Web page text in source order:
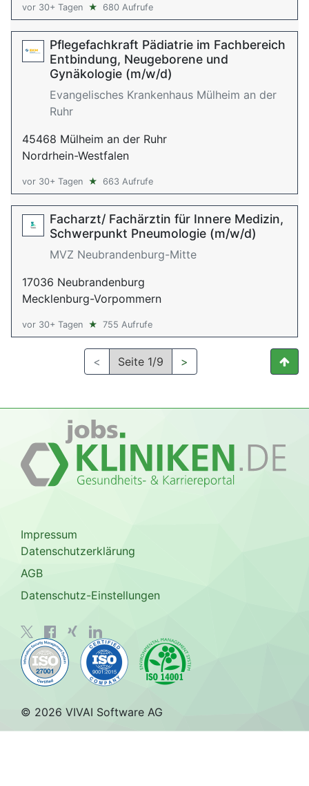
vor 30+ Tagen ★ 680 Aufrufe
Pflegefachkraft Pädiatrie im Fachbereich
Entbindung, Neugeborene und
Gynäkologie (m/w/d)
Evangelisches Krankenhaus Mülheim an der
Ruhr
45468 Mülheim an der Ruhr
Nordrhein-Westfalen
vor 30+ Tagen ★ 663 Aufrufe
Facharzt/ Fachärztin für Innere Medizin,
Schwerpunkt Pneumologie (m/w/d)
MVZ Neubrandenburg-Mitte
17036 Neubrandenburg
Mecklenburg-Vorpommern
vor 30+ Tagen ★ 755 Aufrufe
< Seite 1/9 >
Impressum
Datenschutzerklärung
AGB
Datenschutz-Einstellungen
© 2026 VIVAI Software AG